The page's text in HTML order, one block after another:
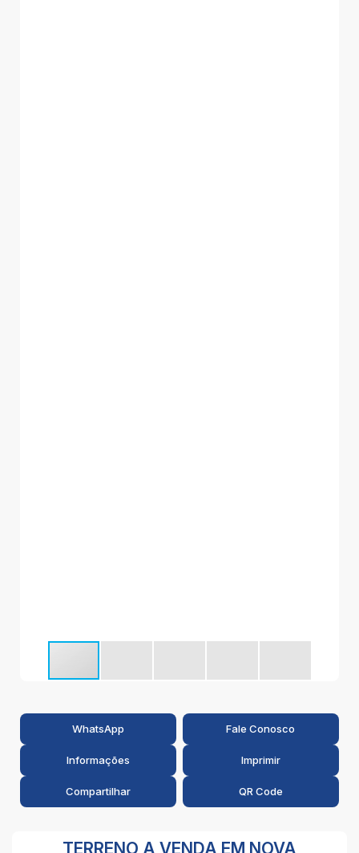
WhatsApp Fale Conosco
Informações Imprimir
Compartilhar QR Code
TERRENO A VENDA EM NOVA